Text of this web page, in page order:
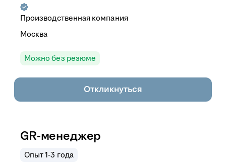
Производственная компания
Москва
Можно без резюме
Откликнуться
GR-менеджер
Опыт 1-3 года